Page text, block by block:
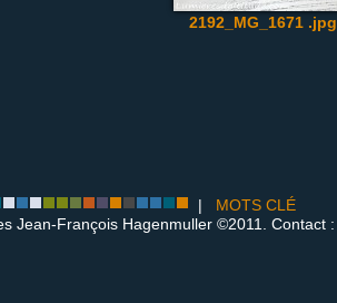
2192_MG_1671 .jpg
| MOTS CLÉ
Jean-François Hagenmuller ©2011. Contact :